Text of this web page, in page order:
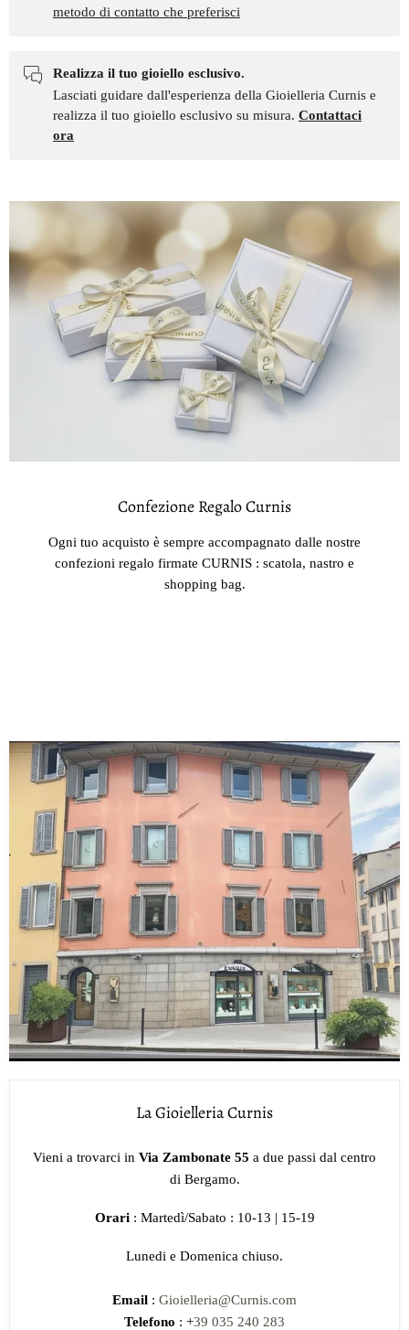
metodo di contatto che preferisci
Realizza il tuo gioiello esclusivo.
Lasciati guidare dall'esperienza della Gioielleria Curnis e
realizza il tuo gioiello esclusivo su misura. Contattaci
ora
Confezione Regalo Curnis
Ogni tuo acquisto è sempre accompagnato dalle nostre
confezioni regalo firmate CURNIS : scatola, nastro e
shopping bag.
La Gioielleria Curnis
Vieni a trovarci in Via Zambonate 55 a due passi dal centro
di Bergamo.
Orari : Martedì/Sabato : 10-13 | 15-19
Lunedi e Domenica chiuso.
Email : Gioielleria@Curnis.com
Telefono : +39 035 240 283